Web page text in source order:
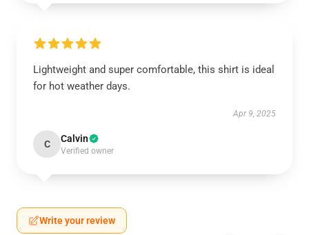
Lightweight and super comfortable, this shirt is ideal
for hot weather days.
Apr 9, 2025
C Calvin
Verified owner
Write your review